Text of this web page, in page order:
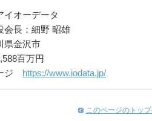
イオーデータ
会長：細野 昭雄
県金沢市
百万円
ジ https://www.iodata.jp/
このページのトッ